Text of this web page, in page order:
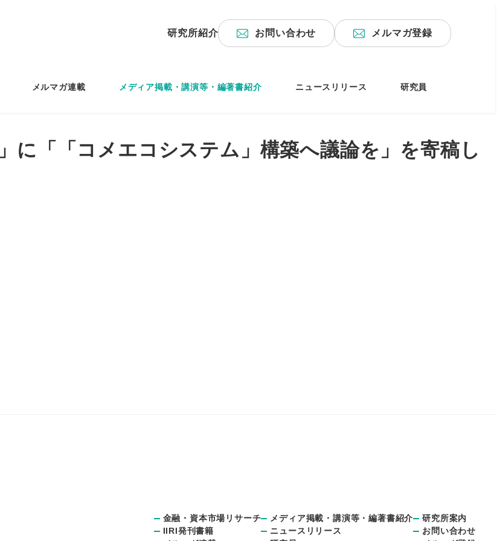
研究所紹介 お問い合わせ メルマガ登録
メルマガ連載 メディア掲載・講演等・編著書紹介 ニュースリリース 研究員
に「「コメエコシステム」構築へ議論を」を寄稿し
金融・資本市場リサーチ
IIRI発刊書籍
メディア掲載・講演等・編著書紹介
ニュースリリース
研究所案内
お問い合わせ